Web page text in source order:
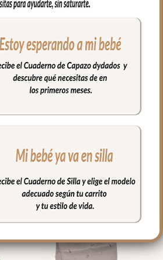
5669 Cambiador Dexter
15.20€
Seleccionar opciones